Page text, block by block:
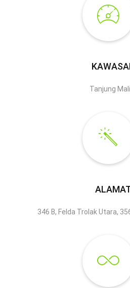
Tanjung
346 B, Felda Trolak Utara,